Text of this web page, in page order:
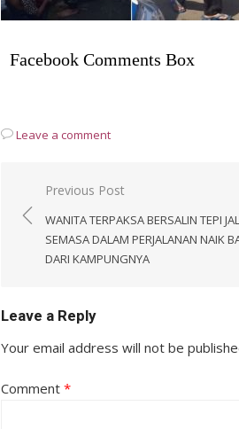
Facebook Comments Box
Leave a comment
Post
navigation
Previous Post
WANITA TERPAKSA BERSALIN TEPI
SEMASA DALAM PERJALANAN NAIK
DARI KAMPUNGNYA
Leave a Reply
Your email address will not be
Comment *